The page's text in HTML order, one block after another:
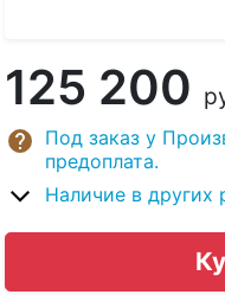
125 200
Под заказ у
предоплата.
Наличие в других